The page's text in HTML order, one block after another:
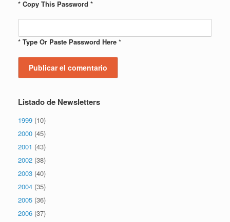
* Copy This Password *
* Type Or Paste Password Here *
Listado de Newsletters
1999 (10)
2000 (45)
2001 (43)
2002 (38)
2003 (40)
2004 (35)
2005 (36)
2006 (37)